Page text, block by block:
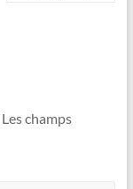
Les champs